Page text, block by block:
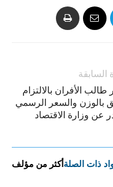
السابقة
الأفران بالالتزام
بالوزن والسعر الرسمي
عن وزارة الاقتصاد
ذات الصلة أكثر من مؤلف